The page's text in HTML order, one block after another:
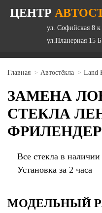
ЦЕНТР
ул. Софийская 8 к
ул.Планерная 15 Б
Главная Автостёкла Land
ЗАМЕНА
СТЕКЛА
ФРИЛЕНДЕР
Все стекла в наличии
Установка за 2 часа
МОДЕЛЬНЫЙ